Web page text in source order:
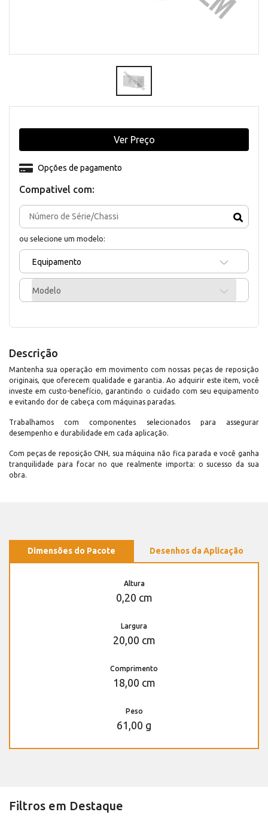
Compativel com:
ou selecione um modelo:
Equipamento
Modelo
Opções de pagamento
Ver Preço
Descrição
Mantenha sua operação em movimento com nossas peças de reposição
originais, que oferecem qualidade e garantia. Ao adquirir este item, você
investe em custo-benefício, garantindo o cuidado com seu equipamento
e evitando dor de cabeça com máquinas paradas.
Trabalhamos com componentes selecionados para assegurar
desempenho e durabilidade em cada aplicação.
Com peças de reposição CNH, sua máquina não fica parada e você ganha
tranquilidade para focar no que realmente importa: o sucesso da sua
obra.
Dimensões do Pacote Desenhos da Aplicação
Altura
0,20 cm
Largura
20,00 cm
Comprimento
18,00 cm
Peso
61,00 g
Filtros em Destaque